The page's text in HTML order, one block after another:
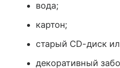
вода;
картон;
старый CD-диск
декоративный